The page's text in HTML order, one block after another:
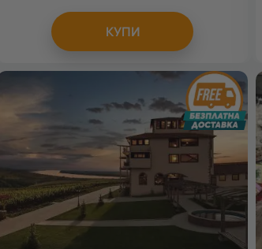
КУПИ